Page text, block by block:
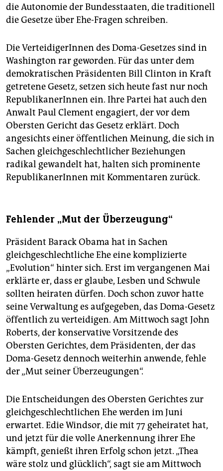
die Autonomie der Bundesstaaten, die traditionell
die Gesetze über Ehe-Fragen schreiben.
Die VerteidigerInnen des Doma-Gesetzes sind in
Washington rar geworden. Für das unter dem
demokratischen Präsidenten Bill Clinton in Kraft
getretene Gesetz, setzen sich heute fast nur noch
RepublikanerInnen ein. Ihre Partei hat auch den
Anwalt Paul Clement engagiert, der vor dem
Obersten Gericht das Gesetz erklärt. Doch
angesichts einer öffentlichen Meinung, die sich in
Sachen gleichgeschlechtlicher Beziehungen
radikal gewandelt hat, halten sich prominente
RepublikanerInnen mit Kommentaren zurück.
Fehlender „Mut der Überzeugung“
Präsident Barack Obama hat in Sachen
gleichgeschlechtliche Ehe eine komplizierte
„Evolution“ hinter sich. Erst im vergangenen Mai
erklärte er, dass er glaube, Lesben und Schwule
sollten heiraten dürfen. Doch schon zuvor hatte
seine Verwaltung es aufgegeben, das Doma-Gesetz
öffentlich zu verteidigen. Am Mittwoch sagt John
Roberts, der konservative Vorsitzende des
Obersten Gerichtes, dem Präsidenten, der das
Doma-Gesetz dennoch weiterhin anwende, fehle
der „Mut seiner Überzeugungen“.
Die Entscheidungen des Obersten Gerichtes zur
gleichgeschlechtlichen Ehe werden im Juni
erwartet. Edie Windsor, die mit 77 geheiratet hat,
und jetzt für die volle Anerkennung ihrer Ehe
kämpft, genießt ihren Erfolg schon jetzt. „Thea
wäre stolz und glücklich“, sagt sie am Mittwoch